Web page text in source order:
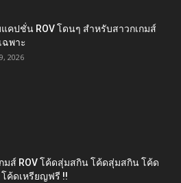
คปชั่น ROV โดนๆ สำหรับสาวกเกมส์
ฉพาะ
2026
มส์ ROV โค้ดสุ่มสกิน โค้ดสุ่มสกิน โค้ด
โค้ดเหรียญฟรี !!